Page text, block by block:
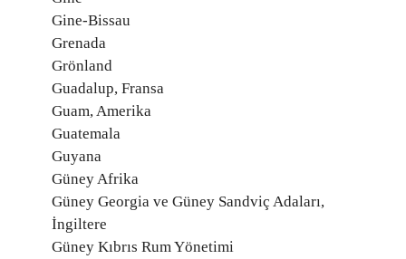
Gine-Bissau
Grenada
Grönland
Guadalup, Fransa
Guam, Amerika
Guatemala
Guyana
Güney Afrika
Güney Georgia ve Güney Sandviç Adaları,
İngiltere
Güney Kıbrıs Rum Yönetimi